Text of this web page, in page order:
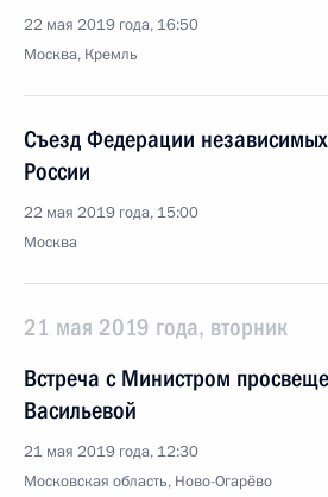
22 мая 2019 года, 16:50
Москва, Кремль
Съезд Федерации
России
22 мая 2019 года, 15:00
Москва
21 мая 2019 года, вторник
Встреча с Министром
Васильевой
21 мая 2019 года, 12:30
Московская область, Ново-Огарёво